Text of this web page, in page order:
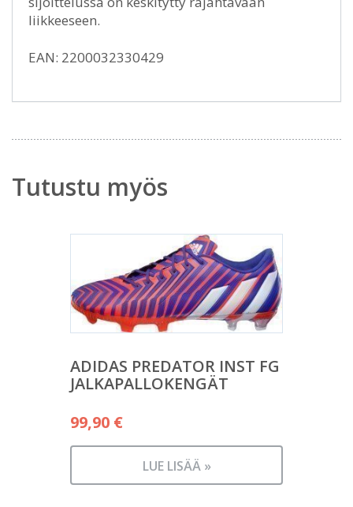
liikkeeseen.
EAN: 2200032330429
Tutustu myös
ADIDAS PREDATOR INST FG
JALKAPALLOKENGÄT
99,90 €
LUE LISÄÄ »